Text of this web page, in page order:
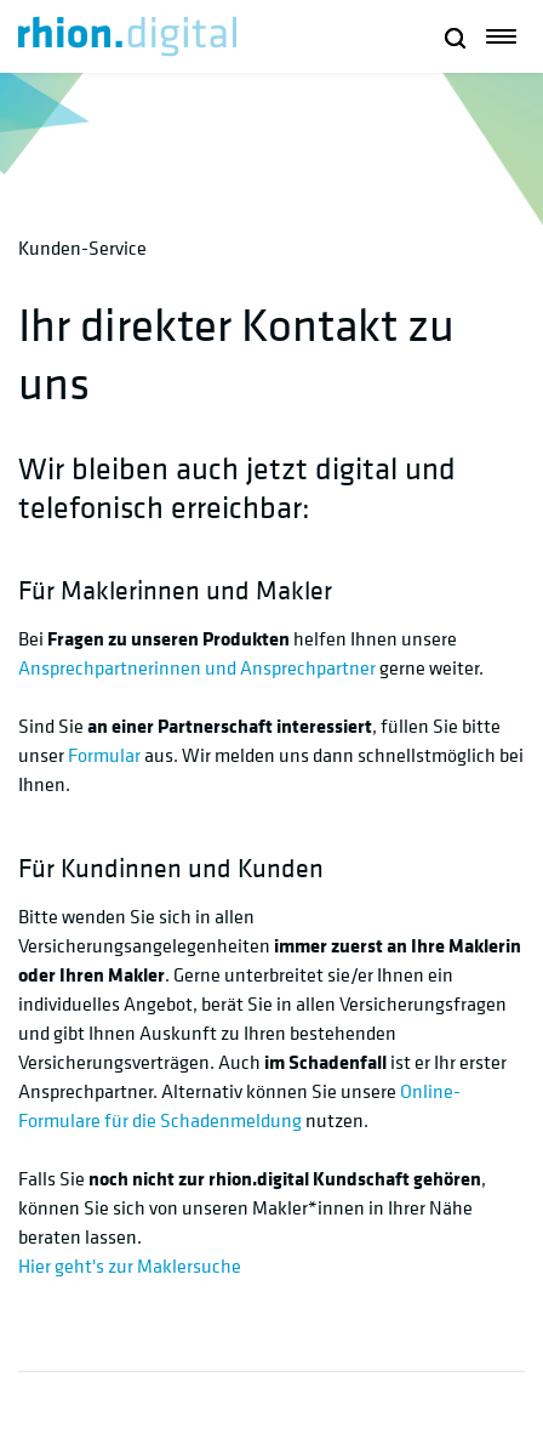
Kunden-Service
Ihr direkter Kontakt zu
uns
Wir bleiben auch jetzt digital und
telefonisch erreichbar:
Für Maklerinnen und Makler
Bei Fragen zu unseren Produkten helfen Ihnen unsere
Ansprechpartnerinnen und Ansprechpartnergerne weiter.
Sind Siean einer Partnerschaft interessiert, füllen Sie bitte
unserFormularaus. Wir melden uns dann schnellstmöglich bei
Ihnen.
Für Kundinnen und Kunden
Bitte wenden Sie sich in allen
Versicherungsangelegenheiten immer zuerst an Ihre Maklerin
oder Ihren Makler. Gerne unterbreitet sie/er Ihnen ein
individuelles Angebot, berät Sie in allen Versicherungsfragen
und gibt Ihnen Auskunft zu Ihren bestehenden
Versicherungsverträgen. Auch im Schadenfallist er Ihr erster
Ansprechpartner. Alternativ können Sie unsere Online-
Formulare für die Schadenmeldungnutzen.
Falls Sie noch nicht zur rhion.digital Kundschaft gehören,
können Sie sich von unseren Makler*innen in Ihrer Nähe
beraten lassen.
Hier geht's zur Maklersuche